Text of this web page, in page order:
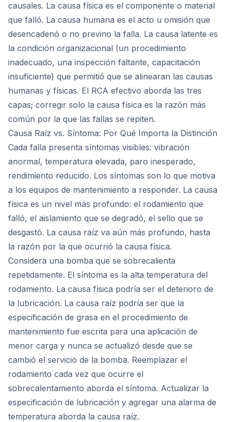
causales. La causa física es el componente o material
que falló. La causa humana es el acto u omisión que
desencadenó o no previno la falla. La causa latente es
la condición organizacional (un procedimiento
inadecuado, una inspección faltante, capacitación
insuficiente) que permitió que se alinearan las causas
humanas y físicas. El RCA efectivo aborda las tres
capas; corregir solo la causa física es la razón más
común por la que las fallas se repiten.
Causa Raíz vs. Síntoma: Por Qué Importa la Distinción
Cada falla presenta síntomas visibles: vibración
anormal, temperatura elevada, paro inesperado,
rendimiento reducido. Los síntomas son lo que motiva
a los equipos de mantenimiento a responder. La causa
física es un nivel más profundo: el rodamiento que
falló, el aislamiento que se degradó, el sello que se
desgastó. La causa raíz va aún más profundo, hasta
la razón por la que ocurrió la causa física.
Considera una bomba que se sobrecalienta
repetidamente. El síntoma es la alta temperatura del
rodamiento. La causa física podría ser el deterioro de
la lubricación. La causa raíz podría ser que la
especificación de grasa en el procedimiento de
mantenimiento fue escrita para una aplicación de
menor carga y nunca se actualizó desde que se
cambió el servicio de la bomba. Reemplazar el
rodamiento cada vez que ocurre el
sobrecalentamiento aborda el síntoma. Actualizar la
especificación de lubricación y agregar una alarma de
temperatura aborda la causa raíz.